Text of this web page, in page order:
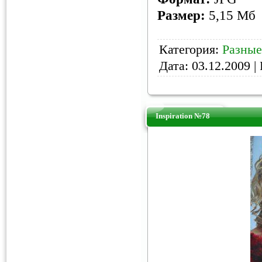
Размер: 5,15 Мб
Категория:
Дата: 03.12.2009 |
Inspiration №78